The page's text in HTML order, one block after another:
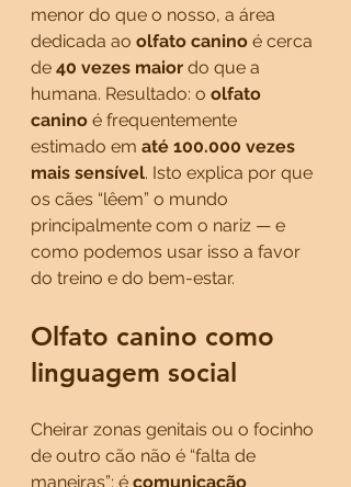
menor do que o nosso, a área
dedicada ao olfato canino é cerca
de 40 vezes maior do que a
humana. Resultado: o olfato
canino é frequentemente
estimado em até 100.000 vezes
mais sensível. Isto explica por que
os cães “lêem” o mundo
principalmente com o nariz — e
como podemos usar isso a favor
do treino e do bem-estar.
Olfato canino como
linguagem social
Cheirar zonas genitais ou o focinho
de outro cão não é “falta de
maneiras”: é comunicação